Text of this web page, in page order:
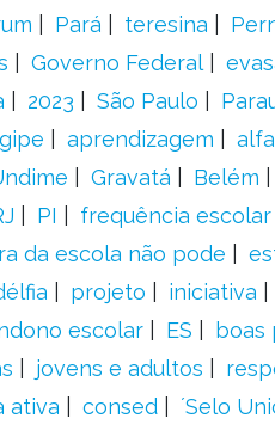
Pará teresina
Governo Federal
2023 São Paulo
aprendizagem
Gravatá Belém
PI frequência escolar
da escola não pode
projeto iniciativa
escolar ES boas
jovens e adultos
ativa consed ´Selo